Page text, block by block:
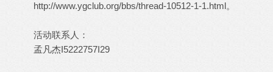
http://www.ygclub.org/bbs/thread-10512-1-1.html。
活动联系人：
孟凡杰I5222757I29